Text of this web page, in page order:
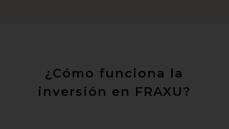
¿Cómo funciona la
inversión en FRAXU?